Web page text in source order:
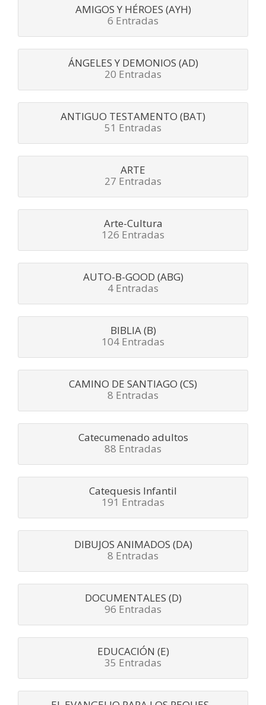
AMIGOS Y HÉROES (AYH)
6 Entradas
ÁNGELES Y DEMONIOS (AD)
20 Entradas
ANTIGUO TESTAMENTO (BAT)
51 Entradas
ARTE
27 Entradas
Arte-Cultura
126 Entradas
AUTO-B-GOOD (ABG)
4 Entradas
BIBLIA (B)
104 Entradas
CAMINO DE SANTIAGO (CS)
8 Entradas
Catecumenado adultos
88 Entradas
Catequesis Infantil
191 Entradas
DIBUJOS ANIMADOS (DA)
8 Entradas
DOCUMENTALES (D)
96 Entradas
EDUCACIÓN (E)
35 Entradas